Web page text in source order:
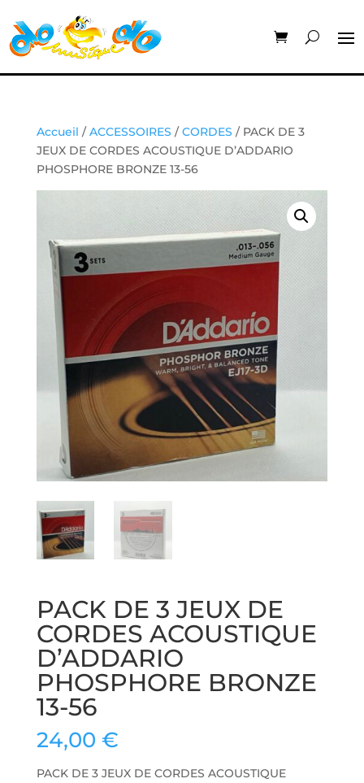
Accueil /ACCESSOIRES /CORDES / PACK DE 3
JEUX DE CORDES ACOUSTIQUE D’ADDARIO
PHOSPHORE BRONZE 13-56
PACK DE 3 JEUX DE
CORDES ACOUSTIQUE
D’ADDARIO
PHOSPHORE BRONZE
13-56
24,00 €
PACK DE 3 JEUX DE CORDES ACOUSTIQUE